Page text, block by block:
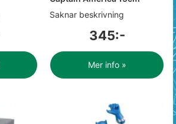
Saknar beskrivning
345:-
Mer info »